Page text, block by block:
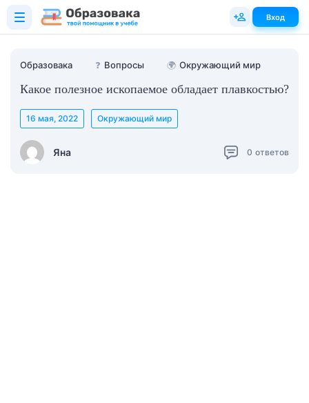
Образовака ❓ Вопросы 🌍 Окружающий мир
Какое полезное ископаемое обладает плавкостью?
Яна
16 мая, 2022 Окружающий мир
0 ответов
Вход